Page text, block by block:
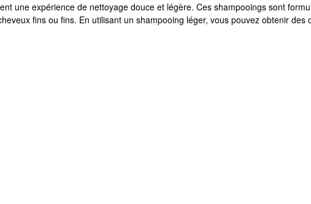
une expérience de nettoyage douce et légère. Ces shampooings sont
fins ou fins. En utilisant un shampooing léger, vous pouvez obtenir